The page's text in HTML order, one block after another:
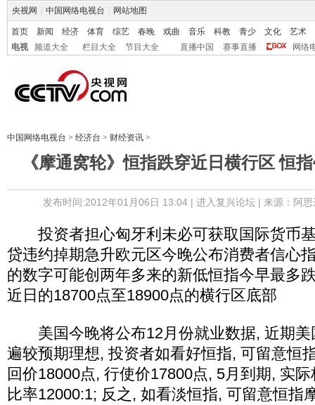
央视网 中国网络电视台 网站地图
首页 新闻 经济 体育 综艺 春晚 戏曲 音乐 科教 青少 文化
艺术
电视
频道大全 栏目大全 节目大全 直播中国 赛事直播 网络
中国网络电视台 > 经济台 > 财经资讯 >
《摩通窝轮》恒指跌穿近日横行区 恒
发布时间:2012年01月06日 13:04 | 进入复兴论坛| 来源：阿
投资者担心匈牙利未必可获取国际货币
贷违约掉期急升欧元区今晚公布消费者信心
的数字可能创两年多来的新低恒指今早最多
近日的18700点至18900点的横行区底部
美国今晚将公布12月份就业数据, 近期美
遍较预期理想, 投资者如看好恒指, 可留意恒
回价18000点, 行使价17800点, 5月到期, 实
比率12000:1; 反之, 如看淡恒指, 可留意恒指